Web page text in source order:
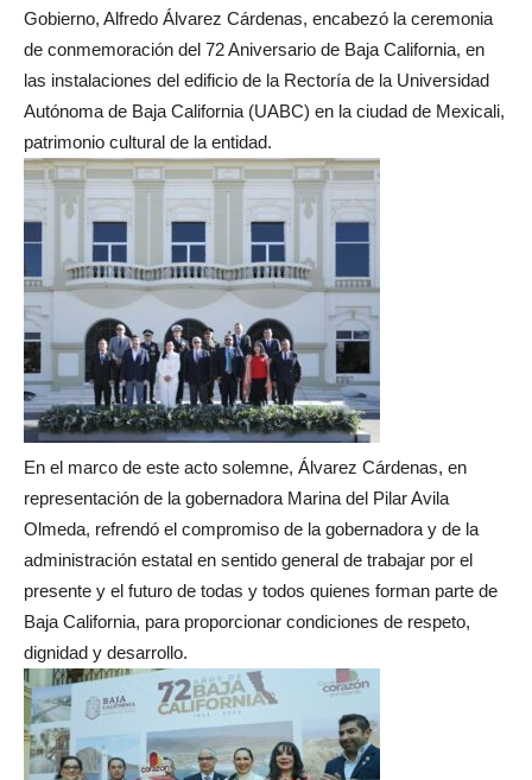
Gobierno, Alfredo Álvarez Cárdenas, encabezó la ceremonia
de conmemoración del 72 Aniversario de Baja California, en
las instalaciones del edificio de la Rectoría de la Universidad
Autónoma de Baja California (UABC) en la ciudad de Mexicali,
patrimonio cultural de la entidad.
En el marco de este acto solemne, Álvarez Cárdenas, en
representación de la gobernadora Marina del Pilar Avila
Olmeda, refrendó el compromiso de la gobernadora y de la
administración estatal en sentido general de trabajar por el
presente y el futuro de todas y todos quienes forman parte de
Baja California, para proporcionar condiciones de respeto,
dignidad y desarrollo.